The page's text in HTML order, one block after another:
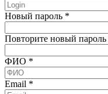
Новый пароль *
Повторите новый пароль
ФИО *
Email *